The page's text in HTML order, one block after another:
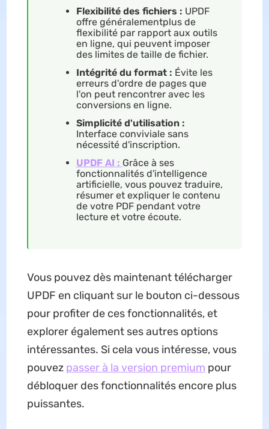
Flexibilité des fichiers : UPDF
offre généralementplus de
flexibilité par rapport aux outils
en ligne, qui peuvent imposer
des limites de taille de fichier.
Intégrité du format : Évite les
erreurs d'ordre de pages que
l'on peut rencontrer avec les
conversions en ligne.
Simplicité d'utilisation :
Interface conviviale sans
nécessité d'inscription.
UPDF AI : Grâce à ses
fonctionnalités d'intelligence
artificielle, vous pouvez traduire,
résumer et expliquer le contenu
de votre PDF pendant votre
lecture et votre écoute.
Vous pouvez dès maintenant télécharger
UPDF en cliquant sur le bouton ci-dessous
pour profiter de ces fonctionnalités, et
explorer également ses autres options
intéressantes. Si cela vous intéresse, vous
pouvez passer à la version premium pour
débloquer des fonctionnalités encore plus
puissantes.